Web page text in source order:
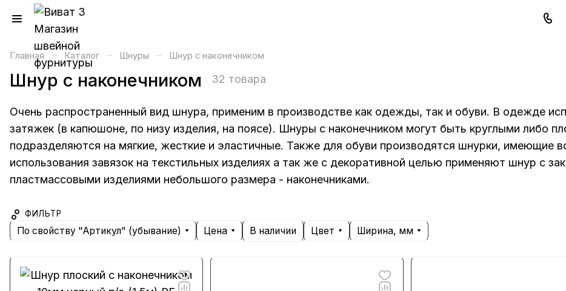
Главная – Каталог – Шнуры – Шнур с наконечником
Шнур с наконечником 32 товара
Очень распространенный вид шнура, применим в производстве как одежды, так и обуви. В одежде
затяжек (в капюшоне, по низу изделия, на поясе). Шнуры с наконечником могут быть круглыми либо
подразделяются на мягкие, жесткие и эластичные. Также для обуви производятся шнурки, имеющие
использования завязок на текстильных изделиях а так же с декоративной целью применяют шнур с
пластмассовыми изделиями небольшого размера - наконечниками.
ФИЛЬТР
По свойству "Артикул" (убывание) Цена В наличии Цвет Ширина, мм